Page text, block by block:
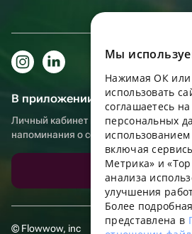
В приложении еще удобнее!
Личный кабинет получателя, больше
напоминания о событиях
Скачать
© Flowwow, inc
Мы
Нажимая ОК или
использовать
соглашаетесь
персональных
включая
Метрика» и
анализа
улучшения
Более
представлена в